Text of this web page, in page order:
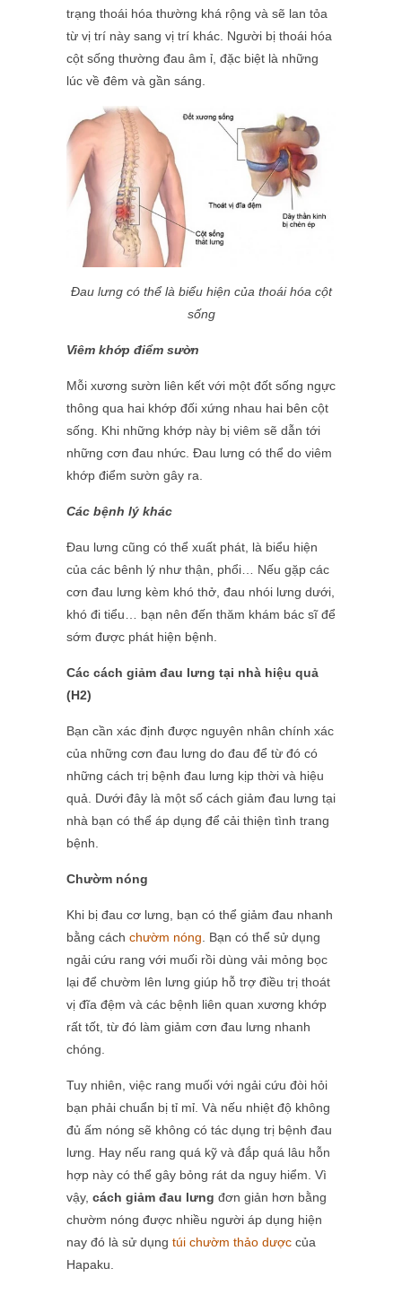
trạng thoái hóa thường khá rộng và sẽ lan tỏa
từ vị trí này sang vị trí khác. Người bị thoái hóa
cột sống thường đau âm ỉ, đặc biệt là những
lúc về đêm và gần sáng.
Đau lưng có thể là biểu hiện của thoái hóa cột
sống
Viêm khớp điểm sườn
Mỗi xương sườn liên kết với một đốt sống ngực
thông qua hai khớp đối xứng nhau hai bên cột
sống. Khi những khớp này bị viêm sẽ dẫn tới
những cơn đau nhức. Đau lưng có thể do viêm
khớp điểm sườn gây ra.
Các bệnh lý khác
Đau lưng cũng có thể xuất phát, là biểu hiện
của các bênh lý như thận, phổi… Nếu gặp các
cơn đau lưng kèm khó thở, đau nhói lưng dưới,
khó đi tiểu… bạn nên đến thăm khám bác sĩ để
sớm được phát hiện bệnh.
Các cách giảm đau lưng tại nhà hiệu quả
(H2)
Bạn cần xác định được nguyên nhân chính xác
của những cơn đau lưng do đau để từ đó có
những cách trị bệnh đau lưng kịp thời và hiệu
quả. Dưới đây là một số cách giảm đau lưng tại
nhà bạn có thể áp dụng để cải thiện tình trang
bệnh.
Chườm nóng
Khi bị đau cơ lưng, bạn có thể giảm đau nhanh
bằng cách chườm nóng . Bạn có thể sử dụng
ngải cứu rang với muối rồi dùng vải mỏng bọc
lại để chườm lên lưng giúp hỗ trợ điều trị thoát
vị đĩa đệm và các bệnh liên quan xương khớp
rất tốt, từ đó làm giảm cơn đau lưng nhanh
chóng.
Tuy nhiên, việc rang muối với ngải cứu đòi hỏi
bạn phải chuẩn bị tỉ mỉ. Và nếu nhiệt độ không
đủ ấm nóng sẽ không có tác dụng trị bệnh đau
lưng. Hay nếu rang quá kỹ và đắp quá lâu hỗn
hợp này có thể gây bỏng rát da nguy hiểm. Vì
vậy, cách giảm đau lưng đơn giản hơn bằng
chườm nóng được nhiều người áp dụng hiện
nay đó là sử dụng túi chườm thảo dược của
Hapaku.